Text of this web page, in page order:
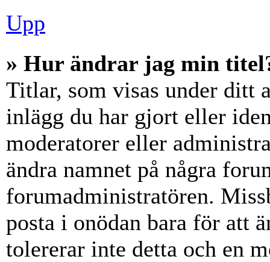
Upp
» Hur ändrar jag min
Titlar, som visas under ditt
inlägg du har gjort eller
moderatorer eller
ändra namnet på några
forumadministratören.
posta i onödan bara för att
tolererar inte detta och en